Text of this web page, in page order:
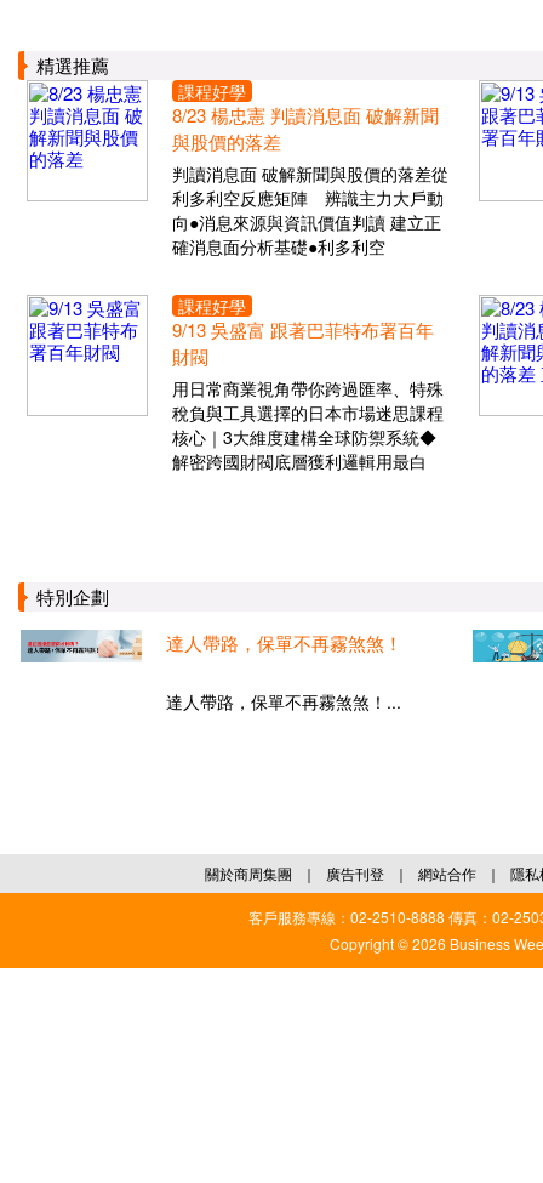
精選推薦
課程好學
8/23 楊忠憲 判讀消息面 破解新聞
與股價的落差
判讀消息面 破解新聞與股價的落差從
利多利空反應矩陣 辨識主力大戶動
向●消息來源與資訊價值判讀 建立正
確消息面分析基礎●利多利空
課程好學
9/13 吳盛富 跟著巴菲特布署百年
財閥
用日常商業視角帶你跨過匯率、特殊
稅負與工具選擇的日本市場迷思課程
核心｜3大維度建構全球防禦系統◆
解密跨國財閥底層獲利邏輯用最白
特別企劃
達人帶路，保單不再霧煞煞！
達人帶路，保單不再霧煞煞！...
關於商周集團 ｜ 廣告刊登 ｜ 網站合作 ｜ 隱私
客戶服務專線：02-2510-8888 傳真：02-
Copyright © 2026 Business